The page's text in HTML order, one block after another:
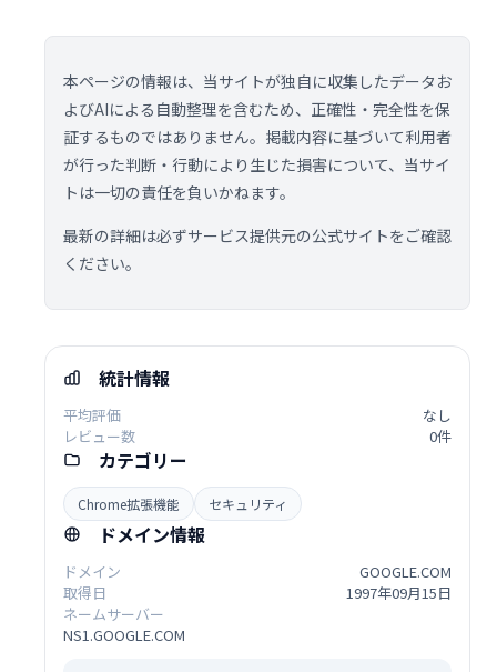
本ページの情報は、当サイトが独自に収集したデータお
よびAIによる自動整理を含むため、正確性・完全性を保
証するものではありません。掲載内容に基づいて利用者
が行った判断・行動により生じた損害について、当サイ
トは一切の責任を負いかねます。
最新の詳細は必ずサービス提供元の公式サイトをご確認
ください。
統計情報
平均評価
なし
レビュー数
0件
カテゴリー
Chrome拡張機能 セキュリティ
ドメイン情報
ドメイン
GOOGLE.COM
取得日
1997年09月15日
ネームサーバー
NS1.GOOGLE.COM